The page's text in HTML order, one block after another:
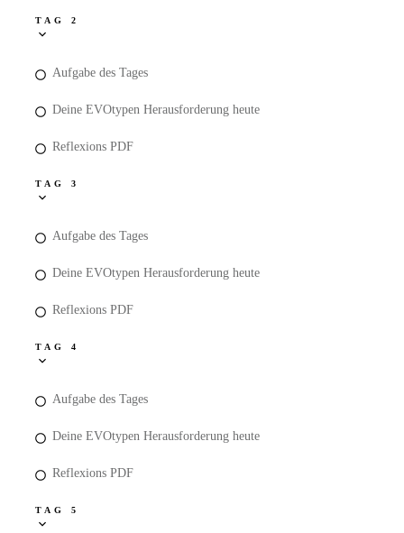
TAG 2
Aufgabe des Tages
Deine EVOtypen Herausforderung heute
Reflexions PDF
TAG 3
Aufgabe des Tages
Deine EVOtypen Herausforderung heute
Reflexions PDF
TAG 4
Aufgabe des Tages
Deine EVOtypen Herausforderung heute
Reflexions PDF
TAG 5